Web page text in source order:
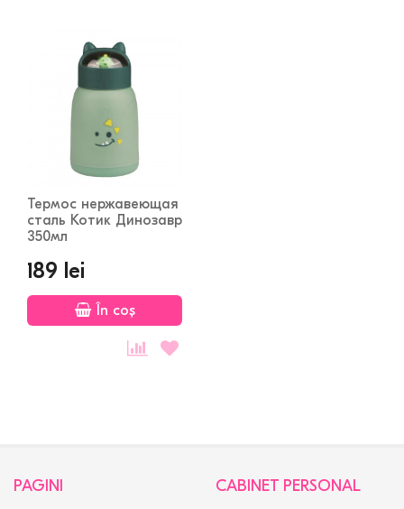
Термос нержавеющая
сталь Котик Динозавр
350мл
189 lei
În coș
PAGINI CABINET PERSONAL